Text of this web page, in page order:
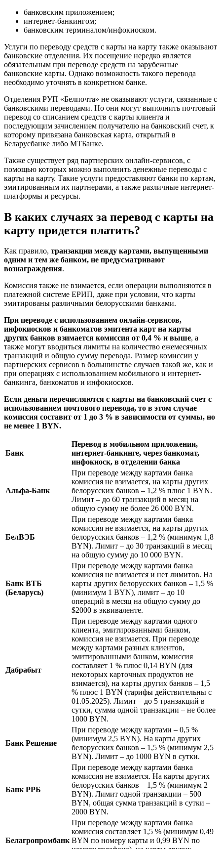
банковским приложением;
интернет-банкингом;
банковским терминалом/инфокиоском.
Услуги по переводу средств с карты на карту также оказывают
банковские отделения. Их посещение нередко является
обязательным при переводе средств на зарубежные
банковские карты. Однако возможность такого перевода
необходимо уточнять в конкретном банке.
Отделения РУП «Белпочта» не оказывают услуги, связанные с
банковскими переводами. Но они могут выполнить почтовый
перевод со списанием средств с карты клиента и
последующим зачислением получателю на банковский счет, к
которому привязана банковская карта, открытый в
Беларусбанке либо МТБанке.
Также существует ряд партнерских онлайн-сервисов, с
помощью которых можно выполнить денежные переводы с
карты на карту. Такие услуги предоставляют банки по картам,
эмитированным их партнерами, а также различные интернет-
платформы и ресурсы.
В каких случаях за перевод с карты на
карту придется платить?
Как правило, транзакции между картами, выпущенными
одним и тем же банком, не предусматривают
вознаграждения.
Комиссия также не взимается, если операции выполняются в
платежной системе ЕРИП, даже при условии, что карты
эмитированы различными белорусскими банками.
При переводе с использованием онлайн-сервисов,
инфокиосков и банкоматов эмитента карт на карты
других банков взимается комиссия от 0,4 % и выше, а
также могут вводиться лимиты на количество ежемесячных
транзакций и общую сумму перевода. Размер комиссии у
партнерских сервисов в большинстве случаев такой же, как и
при операциях с использованием мобильного и интернет-
банкинга, банкоматов и инфокиосков.
Если деньги перечисляются с карты на банковский счет с
использованием почтового перевода, то в этом случае
комиссия составит от 1 до 3 % в зависимости от суммы, но
не менее 1 BYN.
Банк
Перевод в мобильном приложении,
интернет-банкинге, через банкомат,
инфокиоск, в отделении банка
Альфа-Банк
При переводе между картами банка
комиссия не взимается, на карты других
белорусских банков – 1,2 % плюс 1 BYN.
Лимит – до 60 транзакций в месяц на
общую сумму не более 26 000 BYN.
БелВЭБ
При переводе между картами банка
комиссия не взимается, на карты других
белорусских банков – 1,2 % (минимум 1,8
BYN). Лимит – до 30 транзакций в месяц
на общую сумму до 10 000 BYN.
Банк ВТБ
(Беларусь)
При переводе между картами банка
комиссия не взимается и нет лимитов. На
карты других белорусских банков – 1,5 %
(минимум 1 BYN), лимит – до 10
операций в месяц на общую сумму до
$2000 в эквиваленте.
Дабрабыт
При переводе между картами одного
клиента, эмитированными банком,
комиссия не взимается. При переводе
между картами разных клиентов,
эмитированными банком, комиссия
составляет 1 % плюс 0,14 BYN (для
некоторых карточных продуктов не
взимается), на карты других банков – 1,5
% плюс 1 BYN (тарифы действительны с
01.05.2025). Лимит – до 5 транзакций в
сутки, сумма одной транзакции – не более
1000 BYN.
Банк Решение
При переводе между картами – 0,5 %
(минимум 2,5 BYN). На карты других
белорусских банков – 1,5 % (минимум 2,5
BYN). Лимит – до 1000 BYN в сутки.
Банк РРБ
При переводе между картами банка
комиссия не взимается. На карты других
белорусских банков – 1,5 % (минимум 2
BYN). Лимит одной транзакции – 500
BYN, общая сумма транзакций в сутки –
2000 BYN.
Белагропромбанк
При переводе между картами банка
комиссия составляет 1,5 % (минимум 0,49
BYN по номеру карты и 0,99 BYN по